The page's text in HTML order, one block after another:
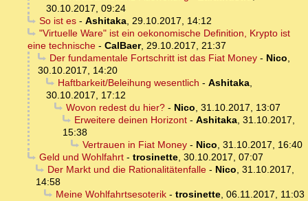
30.10.2017, 09:24
So ist es- Ashitaka, 29.10.2017, 14:12
"Virtuelle Ware" ist ein oekonomische Definition, Krypto ist
eine technische - CalBaer, 29.10.2017, 21:37
Der fundamentale Fortschritt ist das Fiat Money- Nico,
30.10.2017, 14:20
Haftbarkeit/Beleihung wesentlich - Ashitaka,
30.10.2017, 17:12
Wovon redest du hier?- Nico, 31.10.2017, 13:07
Erweitere deinen Horizont- Ashitaka, 31.10.2017,
15:38
Vertrauen in Fiat Money- Nico, 31.10.2017, 16:40
Geld und Wohlfahrt- trosinette, 30.10.2017, 07:07
Der Markt und die Rationalitätenfalle- Nico, 31.10.2017,
14:58
Meine Wohlfahrtsesoterik- trosinette, 06.11.2017, 11:03